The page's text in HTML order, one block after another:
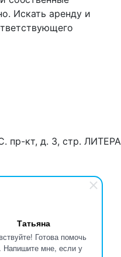
Татьяна
Готова помочь
Напишите мне, если у
Искать аренду и
пр-кт, д. 3, стр. ЛИТЕРА